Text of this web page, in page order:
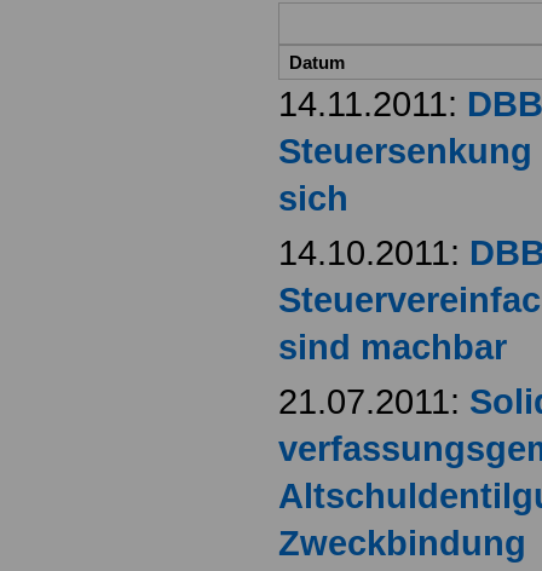
Datum
14.11.2011:
sich
14.10.2011:
sind machbar
21.07.2011:
Zweckbindung